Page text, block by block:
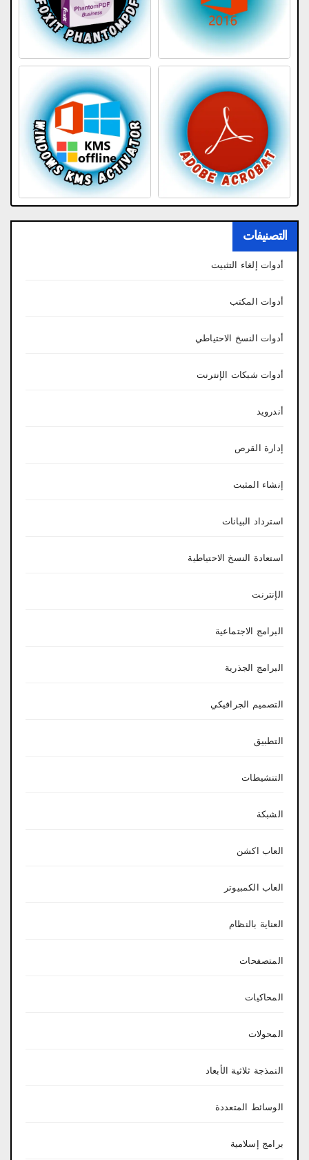
التصنيفات
أدوات إلغاء التثبيت
أدوات المكتب
أدوات النسخ الاحتياطي
أدوات شبكات الإنترنت
أندرويد
إدارة القرص
إنشاء المثبت
استرداد البيانات
استعادة النسخ الاحتياطية
الإنترنت
البرامج الاجتماعية
البرامج الجذرية
التصميم الجرافيكي
التطبيق
التنشيطات
الشبكة
العاب اكشن
العاب الكمبيوتر
العناية بالنظام
المتصفحات
المحاكيات
المحولات
النمذجة ثلاثية الأبعاد
الوسائط المتعددة
برامج إسلامية